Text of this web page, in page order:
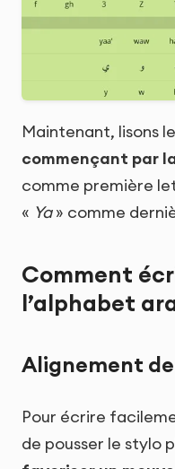
Maintenant, lisons
commençant par
comme première
« Ya» comme
Comment
l’alphabet
Alignement
Pour écrire
de pousser le stylo